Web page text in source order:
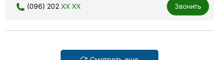
(096) 202 XX XX Звонить